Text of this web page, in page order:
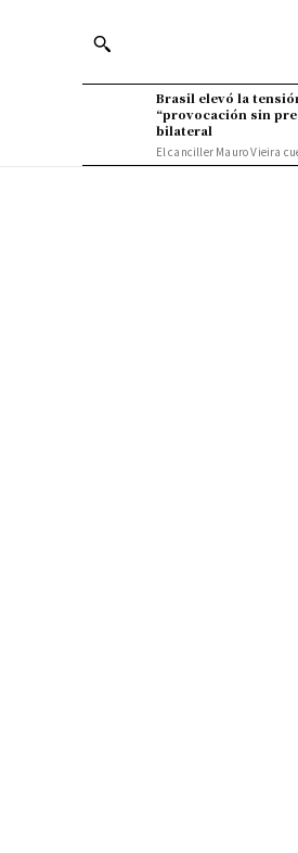
Brasil elevó la
“provocación sin
bilateral
El canciller Mauro Vieira